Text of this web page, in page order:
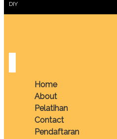
DIY
Home
About
Pelatihan
Contact
Pendaftaran